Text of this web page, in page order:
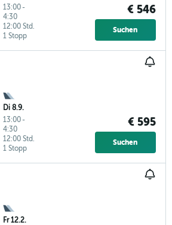
13:00-
4:30
1 Stopp
12:00 Std.
€ 546
Suchen
Di 8.9.
13:00-
4:30
1 Stopp
12:00 Std.
€ 595
Suchen
Fr 12.2.